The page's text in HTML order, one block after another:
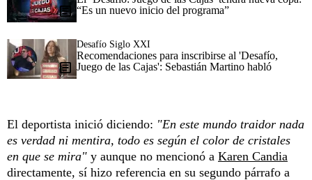
“Es un nuevo inicio del programa”
Desafío Siglo XXI
Recomendaciones para inscribirse al 'Desafío,
Juego de las Cajas': Sebastián Martino habló
El deportista inició diciendo: "En este mundo traidor nada
es verdad ni mentira, todo es según el color de cristales
en que se mira" y aunque no mencionó a Karen Candia
directamente, sí hizo referencia en su segundo párrafo a